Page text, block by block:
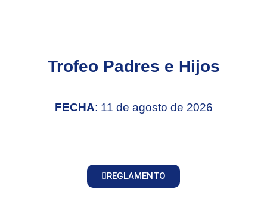
Trofeo Padres e Hijos
FECHA: 11 de agosto de 2026
REGLAMENTO